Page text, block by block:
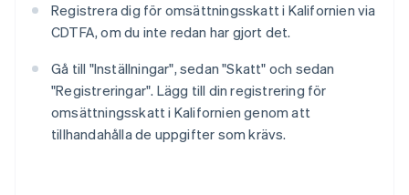
Registrera dig för omsättningsskatt i Kalifornien via
CDTFA, om du inte redan har gjort det.
Gå till "Inställningar", sedan "Skatt" och sedan
"Registreringar". Lägg till din registrering för
omsättningsskatt i Kalifornien genom att
tillhandahålla de uppgifter som krävs.